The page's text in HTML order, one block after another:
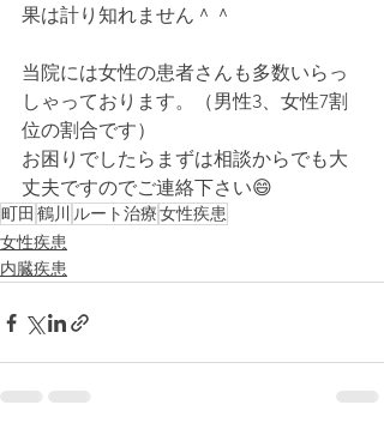
果は計り知れません＾＾
当院には女性の患者さんも多数いらっ
しゃっております。（男性3、女性7割
位の割合です）
お困りでしたらまずは相談からでも大
丈夫ですのでご連絡下さい😄
町田 鶴川 ルート治療女性疾患
女性疾患
内臓疾患